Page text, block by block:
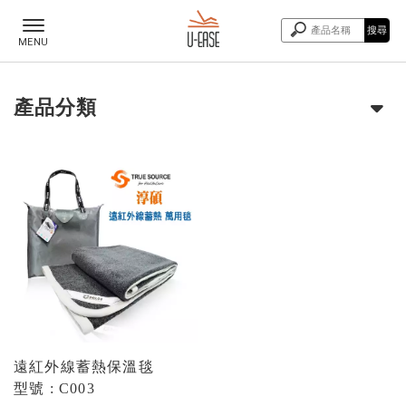
產品分類
遠紅外線蓄熱保溫毯
型號 : C003